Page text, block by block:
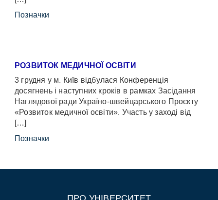
Позначки
РОЗВИТОК МЕДИЧНОЇ ОСВІТИ
3 грудня у м. Київ відбулася Конференція
досягнень і наступних кроків в рамках Засідання
Наглядової ради Україно-швейцарського Проєкту
«Розвиток медичної освіти». Участь у заході від
[…]
Позначки
ПРО УНІВЕРСИТЕТ